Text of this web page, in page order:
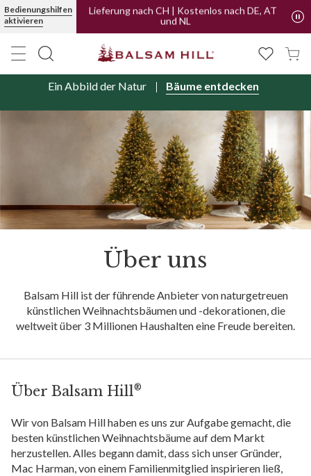
Bedienungshilfen
aktivieren
Lieferung nach CH | Kostenlos nach DE, AT
und NL
Ein Abbild der Natur Bäume entdecken
Über uns
Balsam Hill ist der führende Anbieter von naturgetreuen
künstlichen Weihnachtsbäumenund -dekorationen, die
weltweit über 3 Millionen Haushalten eine Freude bereiten.
Über Balsam Hill®
Wir von Balsam Hill haben es uns zur Aufgabe gemacht, die
besten künstlichen Weihnachtsbäume auf dem Markt
herzustellen. Alles begann damit, dass sich unser Gründer,
Mac Harman, von einem Familienmitglied inspirieren ließ,